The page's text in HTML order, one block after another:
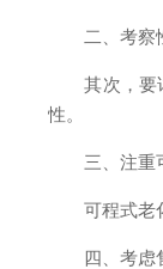
二、考察
其次，要详
性。
三、注重
可程式老化
四、考虑